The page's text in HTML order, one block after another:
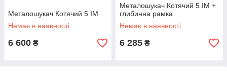
Металошукач Котячий 5 ІМ
Немає в наявності
6 600 ₴
Металошукач Котячий 5 ІМ +
глибинна рамка
Немає в наявності
6 285 ₴